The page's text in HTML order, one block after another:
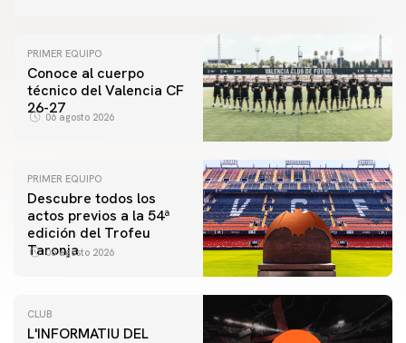
PRIMER EQUIPO
Conoce al cuerpo
técnico del Valencia CF
26-27
06 agosto 2026
PRIMER EQUIPO
Descubre todos los
actos previos a la 54ª
edición del Trofeu
Taronja
06 agosto 2026
CLUB
L'INFORMATIU DEL